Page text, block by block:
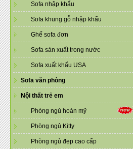
Sofa nhập khẩu
Sofa khung gỗ nhập khẩu
Ghế sofa đơn
Sofa sản xuất trong nước
Sofa xuất khẩu USA
Sofa văn phòng
Nội thất trẻ em
Phòng ngủ hoàn mỹ
Phòng ngủ Kitty
Phòng ngủ đẹp cao cấp